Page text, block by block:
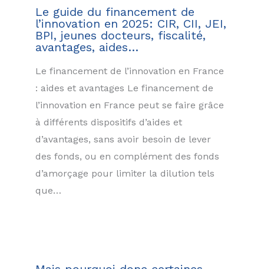
Le guide du financement de
l’innovation en 2025: CIR, CII, JEI,
BPI, jeunes docteurs, fiscalité,
avantages, aides…
Le financement de l’innovation en France
: aides et avantages Le financement de
l’innovation en France peut se faire grâce
à différents dispositifs d’aides et
d’avantages, sans avoir besoin de lever
des fonds, ou en complément des fonds
d’amorçage pour limiter la dilution tels
que…